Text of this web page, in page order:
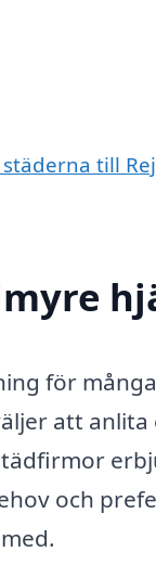
till
för
att anlita
och